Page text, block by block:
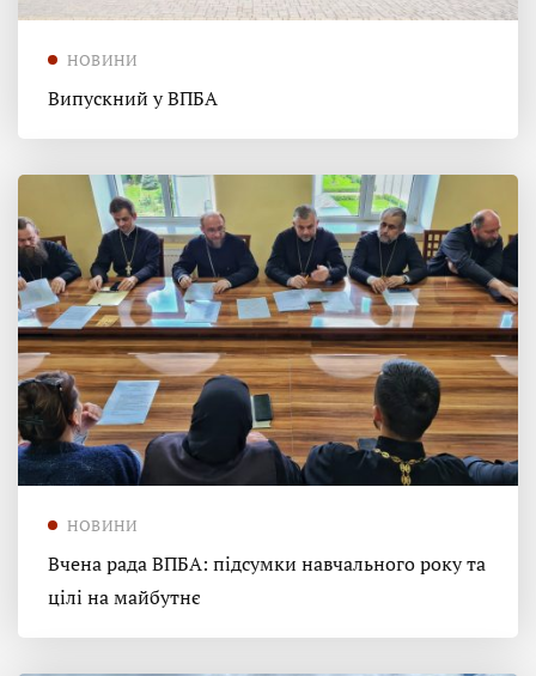
НОВИНИ
Випускний у ВПБА
НОВИНИ
Вчена рада ВПБА: підсумки навчального року та
цілі на майбутнє